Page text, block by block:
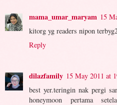
mama_umar_maryam 15
kitorg yg readers nipon
Reply
dilazfamily 15 May 2011 at
best yer.teringin nak pergi
honeymoon pertama